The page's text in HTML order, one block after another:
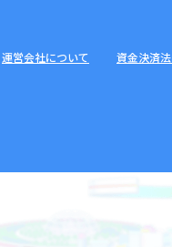
運営会社について 資金決済